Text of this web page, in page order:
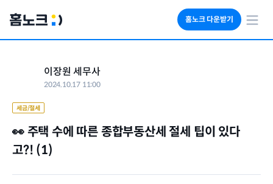
홈노크 다운받기
이장원 세무사
2024.10.17 11:00
세금/절세
👀 주택 수에 따른 종합부동산세 절세 팁이 있다
고?! (1)